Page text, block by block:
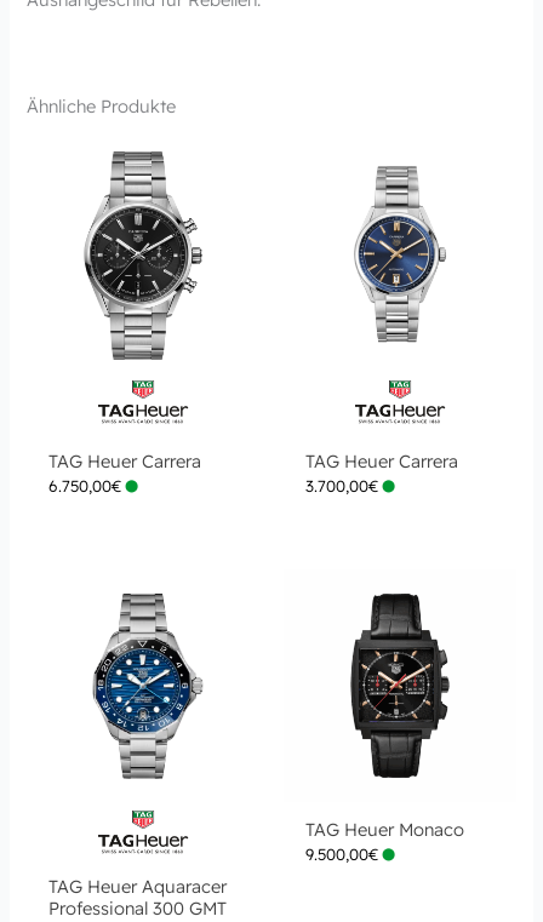
Ähnliche Produkte
TAG Heuer Carrera
6.750,00€
TAG Heuer Carrera
3.700,00€
TAG Heuer Aquaracer
Professional 300 GMT
TAG Heuer Monaco
9.500,00€